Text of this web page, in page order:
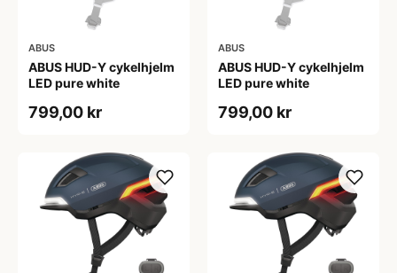
ABUS
ABUS HUD-Y cykelhjelm
LED pure white
799,00 kr
ABUS
ABUS HUD-Y cykelhjelm
LED pure white
799,00 kr